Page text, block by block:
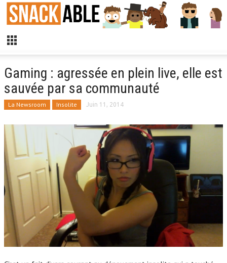
Gaming : agressée en plein live, elle est
sauvée par sa communauté
La Newsroom Insolite Juin 11, 2014